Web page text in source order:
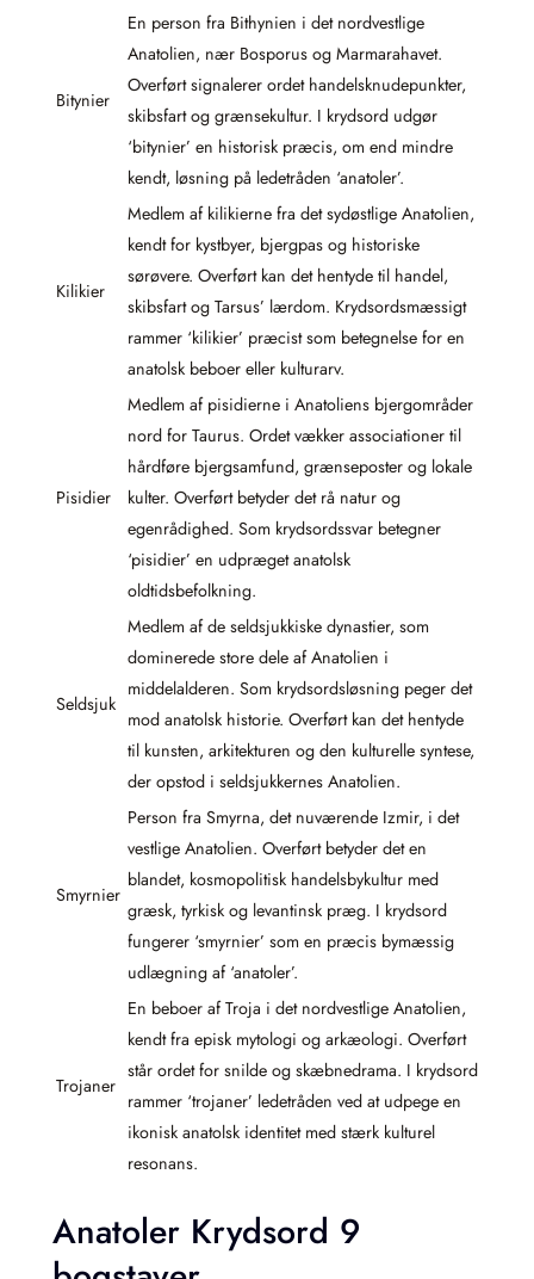
Bitynier
En person fra Bithynien i det nordvestlige
Anatolien, nær Bosporus og Marmarahavet.
Overført signalerer ordet handelsknudepunkter,
skibsfart og grænsekultur. I krydsord udgør
‘bitynier’ en historisk præcis, om end mindre
kendt, løsning på ledetråden ‘anatoler’.
Kilikier
Medlem af kilikierne fra det sydøstlige Anatolien,
kendt for kystbyer, bjergpas og historiske
sørøvere. Overført kan det hentyde til handel,
skibsfart og Tarsus’ lærdom. Krydsordsmæssigt
rammer ‘kilikier’ præcist som betegnelse for en
anatolsk beboer eller kulturarv.
Pisidier
Medlem af pisidierne i Anatoliens bjergområder
nord for Taurus. Ordet vækker associationer til
hårdføre bjergsamfund, grænseposter og lokale
kulter. Overført betyder det rå natur og
egenrådighed. Som krydsordssvar betegner
‘pisidier’ en udpræget anatolsk
oldtidsbefolkning.
Seldsjuk
Medlem af de seldsjukkiske dynastier, som
dominerede store dele af Anatolien i
middelalderen. Som krydsordsløsning peger det
mod anatolsk historie. Overført kan det hentyde
til kunsten, arkitekturen og den kulturelle syntese,
der opstod i seldsjukkernes Anatolien.
Smyrnier
Person fra Smyrna, det nuværende Izmir, i det
vestlige Anatolien. Overført betyder det en
blandet, kosmopolitisk handelsbykultur med
græsk, tyrkisk og levantinsk præg. I krydsord
fungerer ‘smyrnier’ som en præcis bymæssig
udlægning af ‘anatoler’.
Trojaner
En beboer af Troja i det nordvestlige Anatolien,
kendt fra episk mytologi og arkæologi. Overført
står ordet for snilde og skæbnedrama. I krydsord
rammer ‘trojaner’ ledetråden ved at udpege en
ikonisk anatolsk identitet med stærk kulturel
resonans.
Anatoler Krydsord 9